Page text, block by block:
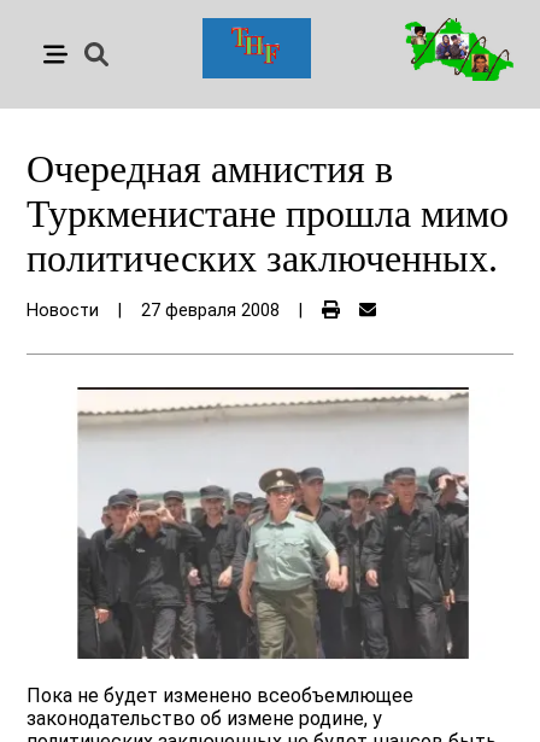
Очередная амнистия в
Туркменистане прошла мимо
политических заключенных.
Новости 27 февраля 2008
Пока не будет изменено всеобъемлющее
законодательство об измене родине, у